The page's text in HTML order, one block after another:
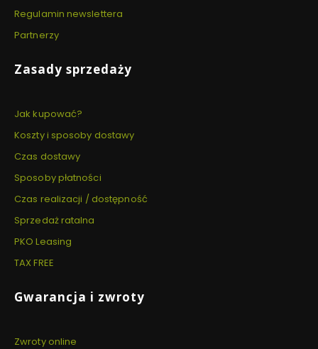
Regulamin newslettera
Partnerzy
Zasady sprzedaży
Jak kupować?
Koszty i sposoby dostawy
Czas dostawy
Sposoby płatności
Czas realizacji / dostępność
Sprzedaż ratalna
PKO Leasing
TAX FREE
Gwarancja i zwroty
Zwroty online